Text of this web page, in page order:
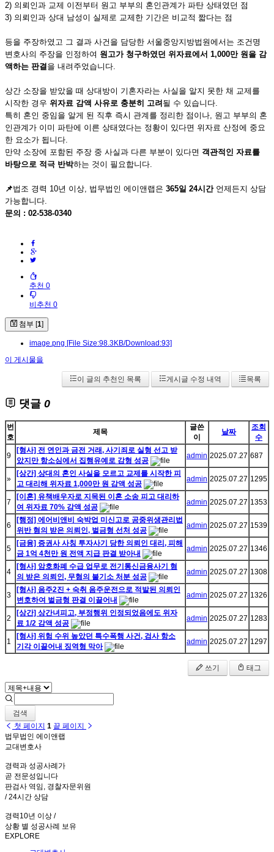
2) 의뢰인과 교제 이전부터 원고 부부의 혼인관계가 파탄 상태였던 점
3) 의뢰인과 상대 남성이 실제로 교제한 기간은 비교적 짧다는 점
등을 주장하였고 그 결과 사건을 담당한 서울중앙지방법원에서는 조건명
변호사의 주장을 인정하여 원고가 청구하였던 위자료에서 1,000만 원을 감
액하는 판결을 내려주었습니다.
상간 소장을 받았을 때 상대방이 기혼자라는 사실을 알지 못한 채 교제를
시작한 경우 위자료 감액 사유로 충분히 고려 될 수 있습니다.
특히 혼인 중임을 알게 된 직후 즉시 관계를 정리한 점이나, 원고 부부의 혼
인관계가 이미 파탄에 이른 상태였다는 정황이 있다면 위자료 산정에 중요
한 요소가 됩니다.
만약 소장에 포함된 주장 중 사실과 다른 부분이 있다면 객관적인 자료를
바탕으로 적극 반박하는 것이 필요합니다.
📌법조 경력 10년 이상, 법무법인 에이앤랩은 365일 24시간언제든지 상담
가능합니다.
문의 : 02-538-0340
추천 0
비추천 0
첨부 [1]
image.png [File Size:98.3KB/Download:93]
이 게시물을
이 글의 추천인 목록 게시글 수정 내역 목록
댓글 0
번
호
제목
글쓴
이
날짜
조회
수
9
[형사] 전 연인과 금전 거래, 사기죄로 실형 선고 받
았지만 항소심에서 집행유예로 감형 성공
admin 2025.07.27 687
»
[상간] 상대의 혼인 사실을 모르고 교제를 시작한 피
고 대리해 위자료 1,000만 원 감액 성공
admin 2025.07.27 1295
7
[이혼] 유책배우자로 지목된 이혼 소송 피고 대리하
여 위자료 70% 감액 성공
admin 2025.07.27 1353
6
[행정] 에어비앤비 숙박업 미신고로 공중위생관리법
위반 혐의 받은 의뢰인, 벌금형 선처 성공
admin 2025.07.27 1539
5
[금융] 증권사 사칭 투자사기 당한 의뢰인 대리, 피해
금 1억 4천만 원 전액 지급 판결 받아내
admin 2025.07.27 1346
4
[형사] 암호화폐 수급 업무로 전기통신금융사기 혐
의 받은 의뢰인, 무혐의 불기소 처분 성공
admin 2025.07.27 1308
3
[형사] 음주2진 + 숙취 음주운전으로 적발된 의뢰인
변호하여 벌금형 판결 이끌어내
admin 2025.07.27 1326
2
[상간] 상간녀피고, 부정행위 인정되었음에도 위자
료 1/2 감액 성공
admin 2025.07.27 1283
1
[형사] 위험 수위 높았던 특수폭행 사건, 검사 항소
기각 이끌어내 징역형 막아
admin 2025.07.27 1297
쓰기 태그
검색
첫 페이지 1 끝 페이지
법무법인 에이앤랩
교대변호사
경력과 성공사례가
곧 전문성입니다
판검사 역임, 경찰자문위원
/ 24시간 상담
경력10년 이상 /
상황 별 성공사례 보유
EXPLORE